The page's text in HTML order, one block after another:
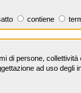
contiene
di persone,
ad uso degli